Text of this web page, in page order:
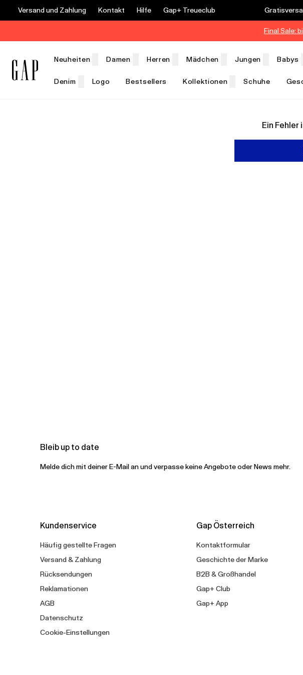
Versand und Zahlung Kontakt Hilfe Gap+ Treueclub
Final Sale:
Neuheiten Damen Herren Mädchen Jungen Babys
Denim Logo Bestsellers Kollektionen Schuhe
Ein
Bleib up to date
Melde dich mit deiner E-Mail an und verpasse keine Angebote oder News mehr.
Kundenservice
Häufig gestellte Fragen
Versand & Zahlung
Rücksendungen
Reklamationen
AGB
Datenschutz
Cookie-Einstellungen
Gap Österreich
Kontaktformular
Geschichte der Marke
B2B & Großhandel
Gap+ Club
Gap+ App